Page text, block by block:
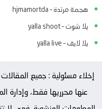
هجمة مرتدة – hjmamortda
يلا شوت – yalla shoot
يلا لايف – yalla live
إخلاء مسئولية : جميع
عنها محرريها فقط، وإدارة